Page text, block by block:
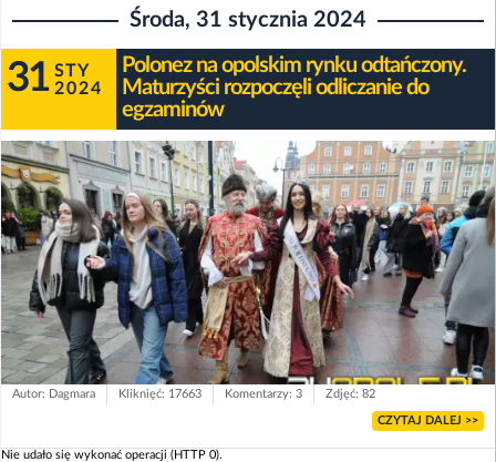
Środa, 31 stycznia 2024
31 STY
2024
Polonez na opolskim rynku odtańczony.
Maturzyści rozpoczęli odliczanie do
egzaminów
Autor: Dagmara Kliknięć: 17663 Komentarzy: 3 Zdjęć: 82
CZYTAJ DALEJ >>
Nie udało się wykonać operacji (HTTP 0).